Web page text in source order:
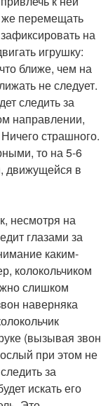
же перемещать
на
игрушку:
ближе, чем на
не следует.
следить за
направлении,
страшного.
то на 5-6
движущейся в
несмотря на
глазами за
каким-
колокольчиком
слишком
наверняка
(вызывая звон
при этом не
за
искать его